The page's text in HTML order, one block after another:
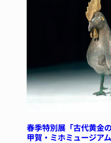
春季特別展「古代黄
甲賀・ミホミュージアム